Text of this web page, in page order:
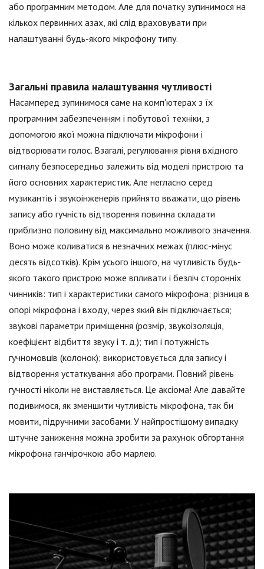
або програмним методом. Але для початку зупинимося на
кількох первинних азах, які слід враховувати при
налаштуванні будь-якого мікрофону типу.
Загальні правила налаштування чутливості
Насамперед зупинимося саме на комп'ютерах з їх
програмним забезпеченням і побутової техніки, з
допомогою якої можна підключати мікрофони і
відтворювати голос. Взагалі, регулювання рівня вхідного
сигналу безпосередньо залежить від моделі пристрою та
його основних характеристик. Але негласно серед
музикантів і звукоінженерів прийнято вважати, що рівень
запису або гучність відтворення повинна складати
приблизно половину від максимально можливого значення.
Воно може коливатися в незначних межах (плюс-мінус
десять відсотків). Крім усього іншого, на чутливість будь-
якого такого пристрою може впливати і безліч сторонніх
чинників: тип і характеристики самого мікрофона; різниця в
опорі мікрофона і входу, через який він підключається;
звукові параметри приміщення (розмір, звукоізоляція,
коефіцієнт відбиття звуку і т. д.); тип і потужність
гучномовців (колонок); використовується для запису і
відтворення устаткування або програми. Повний рівень
гучності ніколи не виставляється. Це аксіома! Але давайте
подивимося, як зменшити чутливість мікрофона, так би
мовити, підручними засобами. У найпростішому випадку
штучне заниження можна зробити за рахунок обгортання
мікрофона ганчірочкою або марлею.